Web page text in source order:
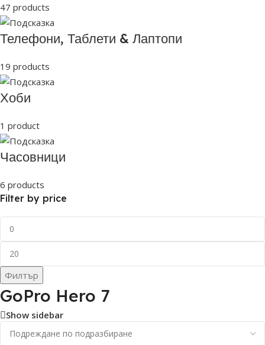
47 products
Телефони, Таблети & Лаптопи
19 products
Хоби
1 product
Часовници
6 products
Filter by price
Филтър
GoPro Hero 7
Show sidebar